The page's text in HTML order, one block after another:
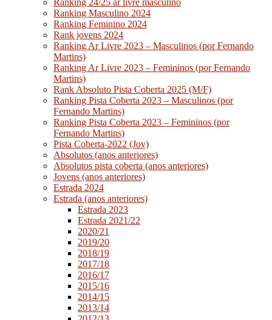
Ranking Masculino 2024
Ranking Feminino 2024
Rank jovens 2024
Ranking Ar Livre 2023 – Masculinos (por Fernando
Martins)
Ranking Ar Livre 2023 – Femininos (por Fernando
Martins)
Rank Absoluto Pista Coberta 2025 (M/F)
Ranking Pista Coberta 2023 – Masculinos (por
Fernando Martins)
Ranking Pista Coberta 2023 – Femininos (por
Fernando Martins)
Pista Coberta-2022 (Jov)
Absolutos (anos anteriores)
Absolutos pista coberta (anos anteriores)
Jovens (anos anteriores)
Estrada 2024
Estrada (anos anteriores)
Estrada 2023
Estrada 2021/22
2020/21
2019/20
2018/19
2017/18
2016/17
2015/16
2014/15
2013/14